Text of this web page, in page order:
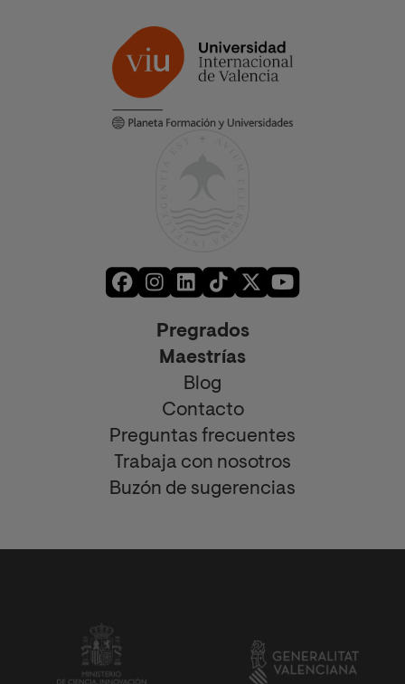
Pregrados
Maestrías
Blog
Contacto
Preguntas frecuentes
Trabaja con nosotros
Buzón de sugerencias